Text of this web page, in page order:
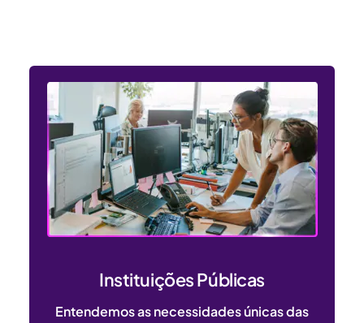
Instituições Públicas
Entendemos as necessidades únicas das